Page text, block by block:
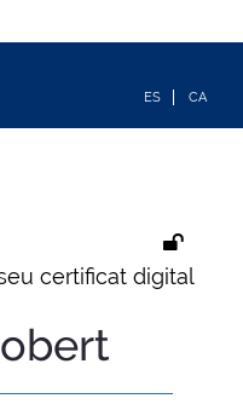
certificat digital